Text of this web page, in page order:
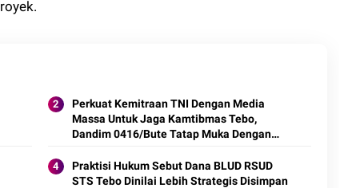
Perkuat Kemitraan TNI Dengan Media
Massa Untuk Jaga Kamtibmas Tebo,
Dandim 0416/Bute Tatap Muka Dengan
Praktisi Hukum Sebut Dana BLUD RSUD
STS Tebo Dinilai Lebih Strategis Disimpan